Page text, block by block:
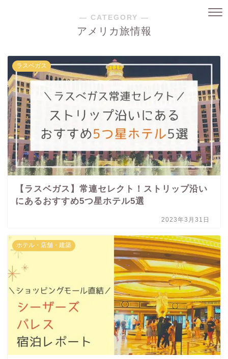
― CATEGORY ―
アメリカ旅情報
ラスベガス
【ラスベガス】常連セレクト！ストリップ沿い
にあるおすすめ5つ星ホテル5選
2023年3月31日
ホテル・店舗・建築